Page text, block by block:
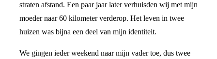
straten afstand. Een paar jaar later verhuisden wij met mijn
moeder naar 60 kilometer verderop. Het leven in twee
huizen was bijna een deel van mijn identiteit.
We gingen ieder weekend naar mijn vader toe, dus twee